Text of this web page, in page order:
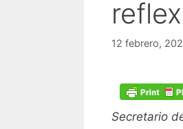
12 febrero,
Secretario